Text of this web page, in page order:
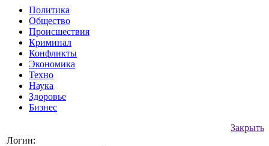
Политика
Общество
Происшествия
Криминал
Конфликты
Экономика
Техно
Наука
Здоровье
Бизнес
Закрыть
Логин: